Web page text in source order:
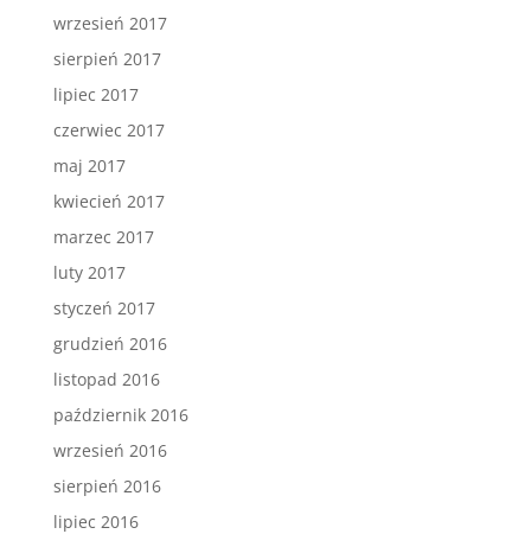
wrzesień 2017
sierpień 2017
lipiec 2017
czerwiec 2017
maj 2017
kwiecień 2017
marzec 2017
luty 2017
styczeń 2017
grudzień 2016
listopad 2016
październik 2016
wrzesień 2016
sierpień 2016
lipiec 2016